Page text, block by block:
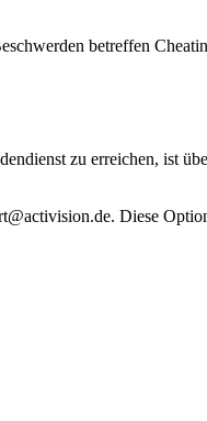
betreffen
zu erreichen, ist
Diese